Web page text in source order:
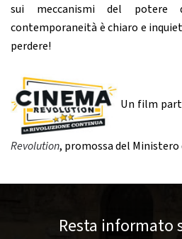
sui meccanismi del
contemporaneità è chiaro e
perdere!
Un film
Revolution, promossa del
Resta informato